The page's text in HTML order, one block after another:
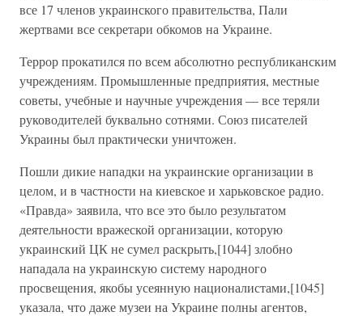
все 17 членов украинского правительства, Пали
жертвами все секретари обкомов на Украине.
Террор прокатился по всем абсолютно республиканским
учреждениям. Промышленные предприятия, местные
советы, учебные и научные учреждения — все теряли
руководителей буквально сотнями. Союз писателей
Украины был практически уничтожен.
Пошли дикие нападки на украинские организации в
целом, и в частности на киевское и харьковское радио.
«Правда» заявила, что все это было результатом
деятельности вражеской организации, которую
украинский ЦК не сумел раскрыть,[1044] злобно
нападала на украинскую систему народного
просвещения, якобы усеянную националистами,[1045]
указала, что даже музеи на Украине полны агентов,